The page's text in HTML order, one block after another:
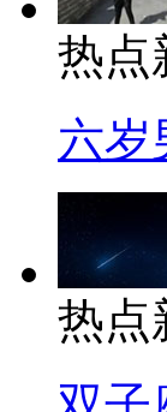
热点
六岁
热点